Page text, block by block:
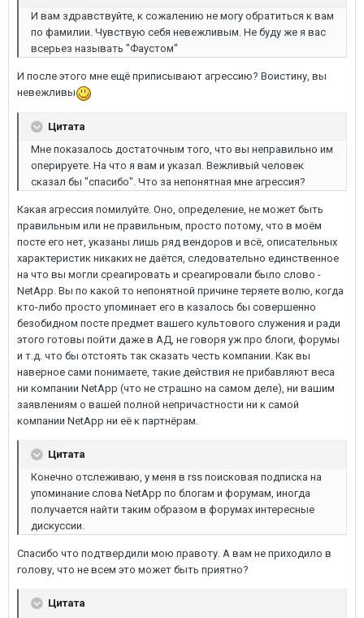
И вам здравствуйте, к сожалению не могу обратиться к вам
по фамилии. Чувствую себя невежливым. Не буду же я вас
всерьез называть "Фаустом"
И после этого мне ещё приписывают агрессию? Воистину, вы
невежливы
Цитата
Мне показалось достаточным того, что вы неправильно им
оперируете. На что я вам и указал. Вежливый человек
сказал бы "спасибо". Что за непонятная мне агрессия?
Какая агрессия помилуйте. Оно, определение, не может быть
правильным или не правильным, просто потому, что в моём
посте его нет, указаны лишь ряд вендоров и всё, описательных
характеристик никаких не даётся, следовательно единственное
на что вы могли среагировать и среагировали было слово -
NetApp. Вы по какой то непонятной причине теряете волю, когда
кто-либо просто упоминает его в казалось бы совершенно
безобидном посте предмет вашего культового служения и ради
этого готовы пойти даже в АД, не говоря уж про блоги, форумы
и т.д. что бы отстоять так сказать честь компании. Как вы
наверное сами понимаете, такие действия не прибавляют веса
ни компании NetApp (что не страшно на самом деле), ни вашим
заявлениям о вашей полной непричастности ни к самой
компании NetApp ни её к партнёрам.
Цитата
Конечно отслеживаю, у меня в rss поисковая подписка на
упоминание слова NetApp по блогам и форумам, иногда
получается найти таким образом в форумах интересные
дискуссии.
Спасибо что подтвердили мою правоту. А вам не приходило в
голову, что не всем это может быть приятно?
Цитата